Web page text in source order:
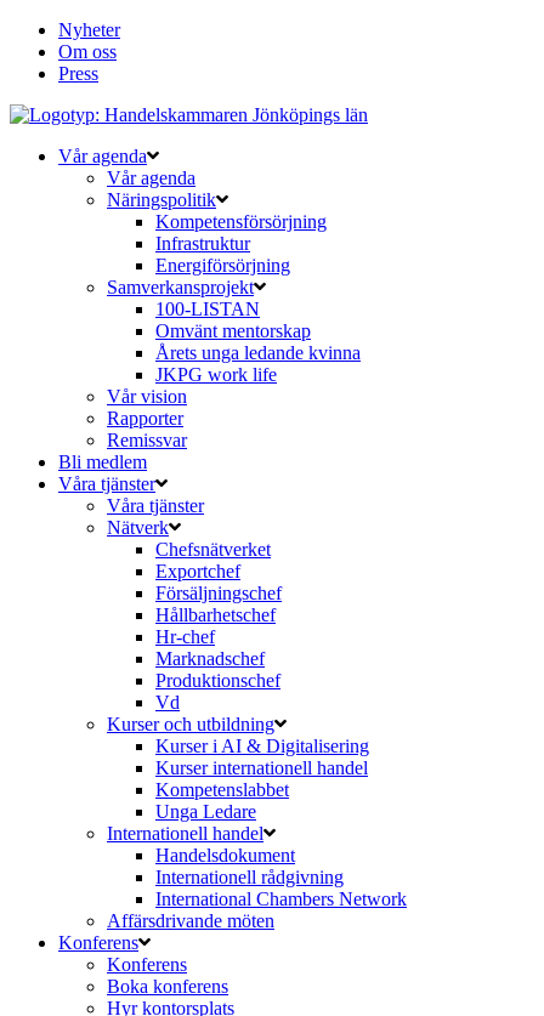
Nyheter
Om oss
Press
Vår agenda
Vår agenda
Näringspolitik
Kompetensförsörjning
Infrastruktur
Energiförsörjning
Samverkansprojekt
100-LISTAN
Omvänt mentorskap
Årets unga ledande kvinna
JKPG work life
Vår vision
Rapporter
Remissvar
Bli medlem
Våra tjänster
Våra tjänster
Nätverk
Chefsnätverket
Exportchef
Försäljningschef
Hållbarhetschef
Hr-chef
Marknadschef
Produktionschef
Vd
Kurser och utbildning
Kurser i AI & Digitalisering
Kurser internationell handel
Kompetenslabbet
Unga Ledare
Internationell handel
Handelsdokument
Internationell rådgivning
International Chambers Network
Affärsdrivande möten
Konferens
Konferens
Boka konferens
Hyr kontorsplats